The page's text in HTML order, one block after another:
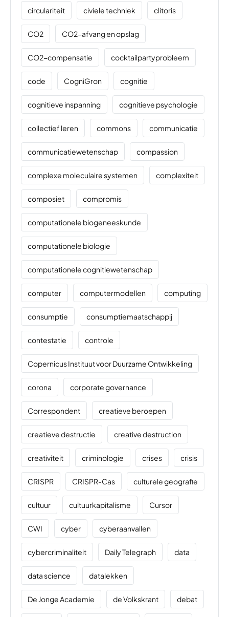
circulariteit civiele techniek clitoris
CO2 CO2-afvang en opslag
CO2-compensatie cocktailpartyprobleem
code CogniGron cognitie
cognitieve inspanning cognitieve psychologie
collectief leren commons communicatie
communicatiewetenschap compassion
complexe moleculaire systemen complexiteit
composiet compromis
computationele biogeneeskunde
computationele biologie
computationele cognitiewetenschap
computer computermodellen computing
consumptie consumptiemaatschappij
contestatie controle
Copernicus Instituut voor Duurzame Ontwikkeling
corona corporate governance
Correspondent creatieve beroepen
creatieve destructie creative destruction
creativiteit criminologie crises crisis
CRISPR CRISPR-Cas culturele geografie
cultuur cultuurkapitalisme Cursor
CWI cyber cyberaanvallen
cybercriminaliteit Daily Telegraph data
data science datalekken
De Jonge Academie de Volkskrant debat